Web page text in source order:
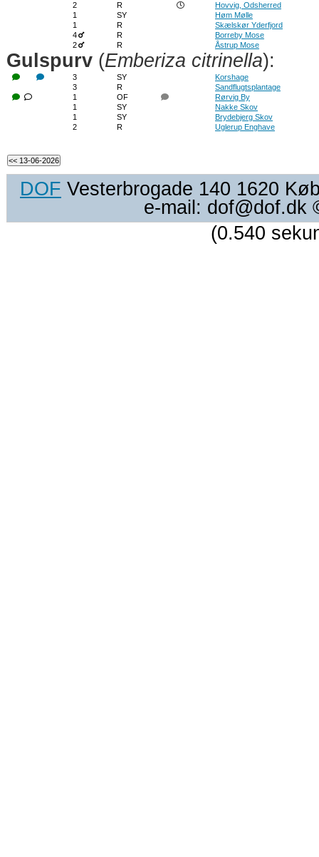
2
R
Hovvig, Odsherred
1
SY
Høm Mølle
1
R
Skælskør Yderfjord
4
R
Borreby Mose
2
R Åstrup Mose
Gulspurv (Emberiza citrinella):
3 SY
Korshage
3
R
Sandflugtsplantage
1
OF
Rørvig By
1
SY
Nakke Skov
1
SY
Brydebjerg Skov
2
R Uglerup Enghave
DOF Vesterbrogade 140 1620
e-mail: dof@dof.dk
(0.540